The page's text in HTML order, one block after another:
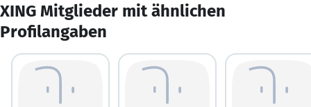
XING Mitglieder mit ähnlichen
Profilangaben